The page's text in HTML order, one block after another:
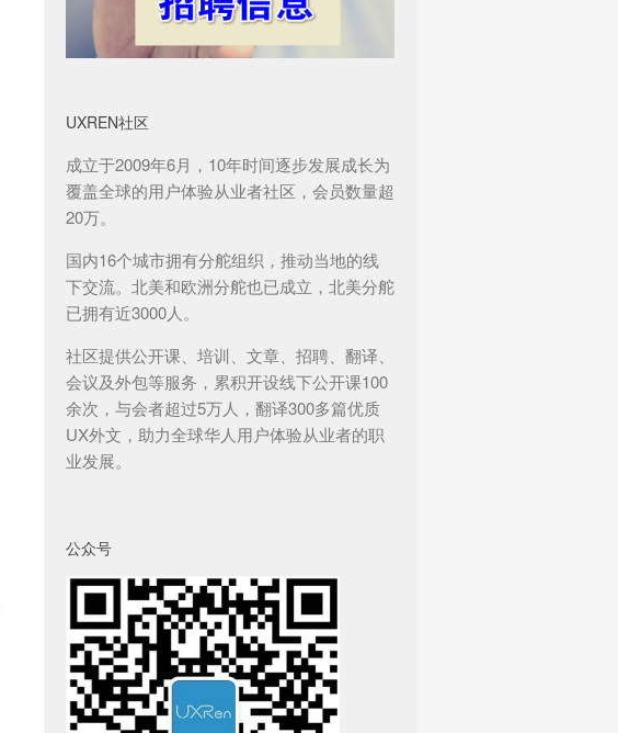
UXREN社区
成立于2009年6月，10年时间逐步发展成长为
覆盖全球的用户体验从业者社区，会员数量超
20万。
国内16个城市拥有分舵组织，推动当地的线
下交流。北美和欧洲分舵也已成立，北美分舵
已拥有近3000人。
社区提供公开课、培训、文章、招聘、翻译、
会议及外包等服务，累积开设线下公开课100
余次，与会者超过5万人，翻译300多篇优质
UX外文，助力全球华人用户体验从业者的职
业发展。
公众号